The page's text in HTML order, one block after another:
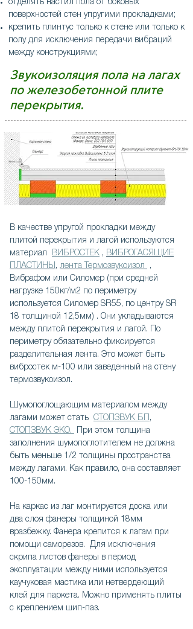
отделять настил пола от боковых
поверхностей стен упругими прокладками;
крепить плинтус только к стене или только к
полу для исключения передачи вибраций
между конструкциями;
Звукоизоляция пола на лагах
по железобетонной плите
перекрытия.
В качестве упругой прокладки между
плитой перекрытия и лагой используются
материал
ВИБРОСТЕК , ВИБРОГАСЯЩИЕ
ПЛАСТИНЫ , лента Термозвукоизол
,
Вибрафом или Силомер (при средней
нагрузке 150кг/м2 по периметру
используется Силомер SR55, по центру SR
18 толщиной 12,5мм) . Они укладываются
между плитой перекрытия и лагой. По
периметру обязательно фиксируется
разделительная лента. Это может быть
вибростек м-100 или заведенный на стену
термозвукоизол.
Шумопоглощающим материалом между
лагами может стать СТОПЗВУК БП ,
СТОПЗВУК ЭКО.
При этом толщина
заполнения шумопоглотителем не должна
быть меньше 1/2 толщины пространства
между лагами. Как правило, она составляет
100-150мм.
На каркас из лаг монтируется доска или
два слоя фанеры толщиной 18мм
вразбежку. Фанера крепится к лагам при
помощи саморезов. Для исключения
скрипа листов фанеры в период
эксплуатации между ними используется
каучуковая мастика или нетвердеющий
клей для паркета. Можно применять плиты
с креплением шип-паз.